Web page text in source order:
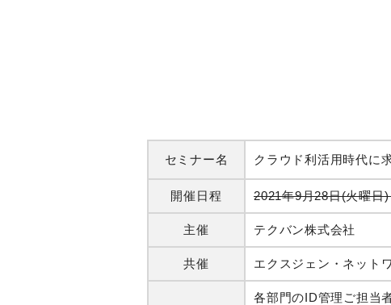
セミナー名 クラウド利活用時代に
開催日程 2021年9月28日(火曜
主催 テクバン株式会社
共催 エクスジェン・ネット
各部門のID管理ご担当